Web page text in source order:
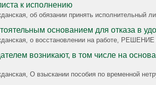
к исполнению
об обязании принять
основанием для отказа в
о восстановлении на работе,
возникают, в том числе на
О взыскании пособия по временной